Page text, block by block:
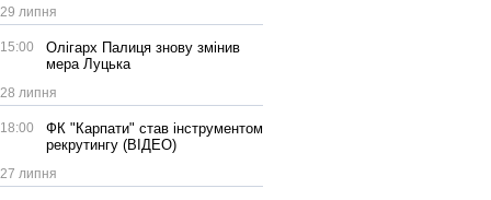
29 липня
15:00
Олігарх Палиця знову змінив
мера Луцька
28 липня
18:00
ФК "Карпати" став інструментом
рекрутингу (ВІДЕО)
27 липня